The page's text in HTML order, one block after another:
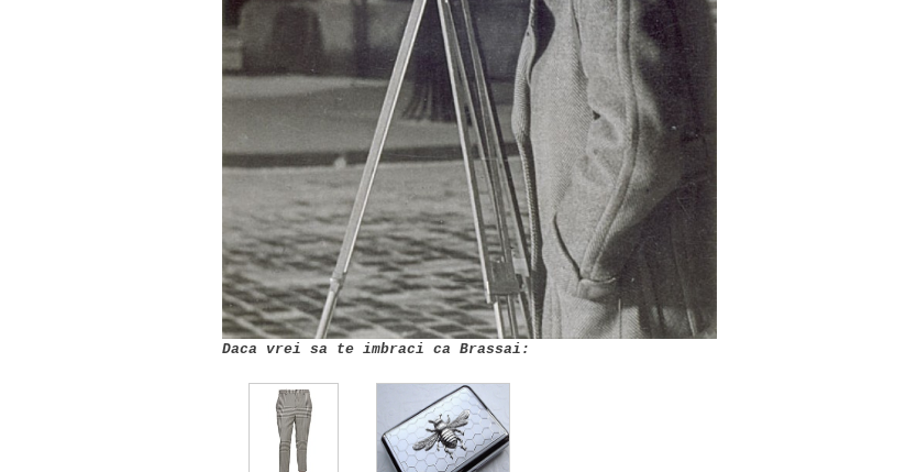
Daca vrei sa te imbraci ca Brassai: